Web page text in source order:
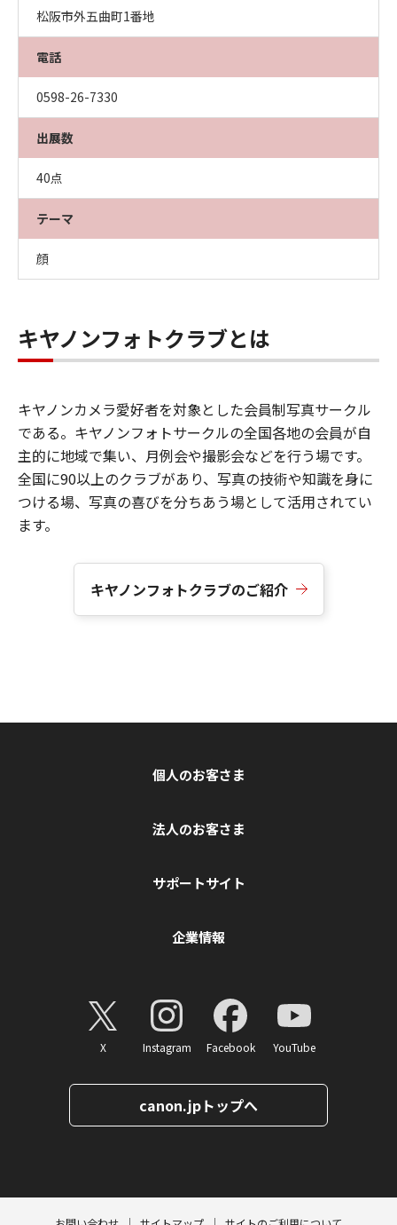
松阪市外五曲町1番地
電話
0598-26-7330
出展数
40点
テーマ
顔
キヤノンフォトクラブとは
キヤノンカメラ愛好者を対象とした会員制写真サークル
である。キヤノンフォトサークルの全国各地の会員が自
主的に地域で集い、月例会や撮影会などを行う場です。
全国に90以上のクラブがあり、写真の技術や知識を身に
つける場、写真の喜びを分ちあう場として活用されてい
ます。
キヤノンフォトクラブのご紹介
個人のお客さま
法人のお客さま
サポートサイト
企業情報
X Instagram Facebook YouTube
canon.jpトップへ